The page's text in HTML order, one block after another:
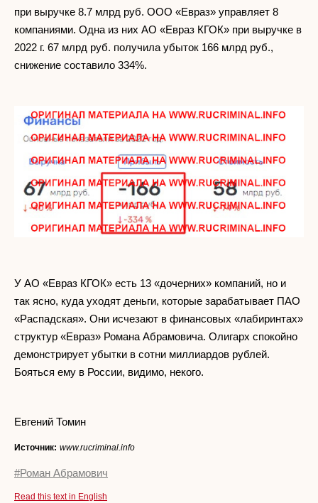
при выручке 8.7 млрд руб. ООО «Евраз» управляет 8
компаниями. Одна из них АО «Евраз КГОК» при выручке в
2022 г. 67 млрд руб. получила убыток 166 млрд руб.,
снижение составило 334%.
У АО «Евраз КГОК» есть 13 «дочерних» компаний, но и
так ясно, куда уходят деньги, которые зарабатывает ПАО
«Распадская». Они исчезают в финансовых «лабиринтах»
структур «Евраз» Романа Абрамовича. Олигарх спокойно
демонстрирует убытки в сотни миллиардов рублей.
Бояться ему в России, видимо, некого.
Евгений Томин
Источник: www.rucriminal.info
#Роман Абрамович
Read this text in English